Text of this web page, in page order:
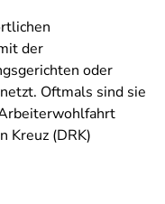
der
oder
Oftmals sind sie
Kreuz (DRK)